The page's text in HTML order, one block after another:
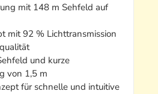
mit 148 m Sehfeld auf
mit 92 % Lichttransmission
und kurze
von 1,5 m
für schnelle und intuitive